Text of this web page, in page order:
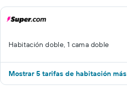
Habitación doble, 1 cama doble
Mostrar 5 tarifas de habitación más